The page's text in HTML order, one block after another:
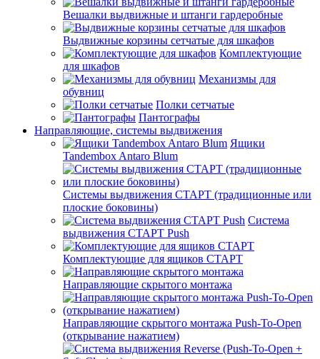
Вешалки выдвижные и штанги гардеробные
Выдвижные корзины сетчатые для шкафов
Комплектующие
для шкафов
Механизмы для
обувниц
Полки сетчатые
Пантографы
Направляющие, системы выдвижения
Ящики
Tandembox Antaro Blum
Системы выдвижения СТАРТ (традиционные или
плоские боковины)
Система
выдвижения СТАРТ Push
Комплектующие для ящиков СТАРТ
Направляющие скрытого монтажа
Направляющие скрытого монтажа Push-To-Open
(открывание нажатием)